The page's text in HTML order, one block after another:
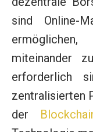
sind Online-
miteinander
erforderlich
zentralisierten
der